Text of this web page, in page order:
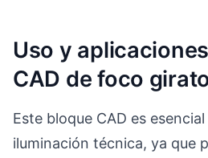
Uso y
CAD de foco
Este bloque CAD es
iluminación técnica, ya que